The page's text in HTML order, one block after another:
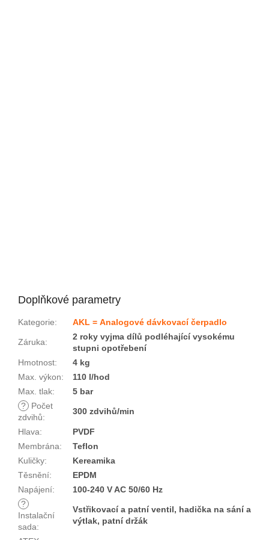
Doplňkové parametry
Kategorie: AKL = Analogové dávkovací čerpadlo
Záruka:
2 roky vyjma dílů podléhající vysokému
stupni opotřebení
Hmotnost:
4 kg
Max. výkon:
110 l/hod
Max. tlak:
5 bar
?
Počet
zdvihů:
300 zdvihů/min
Hlava:
PVDF
Membrána:
Teflon
Kuličky:
Kereamika
Těsnění:
EPDM
Napájení:
100-240 V AC 50/60 Hz
?
Instalační
sada:
Vstřikovací a patní ventil, hadička na sání a
výtlak, patní držák